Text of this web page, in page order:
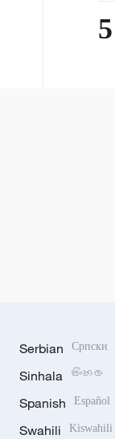
5
Serbian Српски
Sinhala සිංහල
Spanish Español
Swahili Kiswahili